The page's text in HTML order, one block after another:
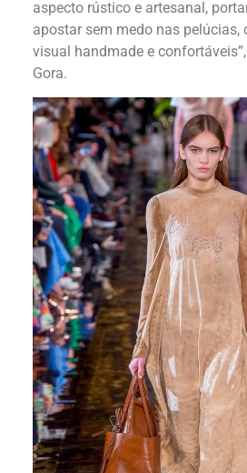
aspecto rústico e artesanal,
apostar sem medo nas pelúcias,
visual handmade e
Gora.